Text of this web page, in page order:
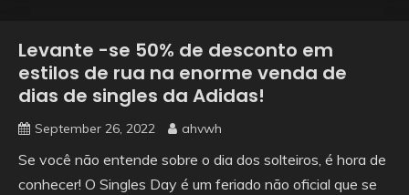
Levante -se 50% de desconto em
estilos de rua na enorme venda de
dias de singles da Adidas!
September 26, 2022 ahvwh
Se você não entende sobre o dia dos solteiros, é hora de
conhecer! O Singles Day é um feriado não oficial que se